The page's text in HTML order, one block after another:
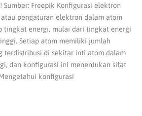
Sumber: Freepik Konfigurasi elektron
pengaturan elektron dalam atom
tingkat energi, mulai dari tingkat energi
Setiap atom memiliki jumlah
terdistribusi di sekitar inti atom dalam
dan konfigurasi ini menentukan sifat
konfigurasi